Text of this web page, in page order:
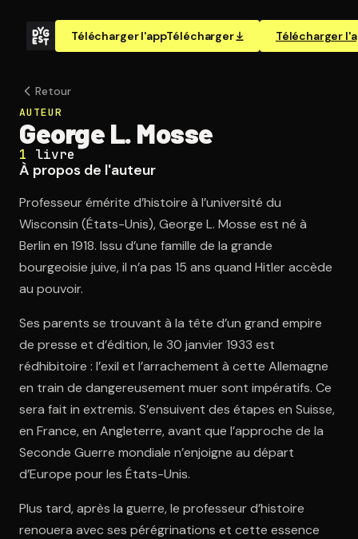
Télécharger l'appTélécharger Télécharger
Ouvre l'app Appareil photo, pointe sur le code. C'est gratuit à
Retour
AUTEUR
George L. Mosse
1 livre
À propos de l'auteur
Professeur émérite d’histoire à l’université du
Wisconsin (États-Unis), George L. Mosse est né à
Berlin en 1918. Issu d’une famille de la grande
bourgeoisie juive, il n’a pas 15 ans quand Hitler accède
au pouvoir.
Ses parents se trouvant à la tête d’un grand empire
de presse et d’édition, le 30 janvier 1933 est
rédhibitoire : l’exil et l’arrachement à cette Allemagne
en train de dangereusement muer sont impératifs. Ce
sera fait in extremis. S’ensuivent des étapes en Suisse,
en France, en Angleterre, avant que l’approche de la
Seconde Guerre mondiale n’enjoigne au départ
d’Europe pour les États-Unis.
Plus tard, après la guerre, le professeur d’histoire
renouera avec ses pérégrinations et cette essence